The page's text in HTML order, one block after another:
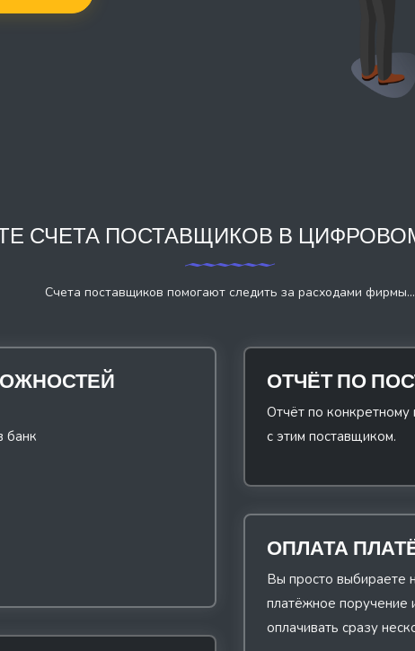
СЧЕТА ПОСТАВЩИКОВ В
Счета поставщиков помогают следить за расходами фирмы...
банк
ОТЧЁТ ПО
Отчёт по конкретному
с этим поставщиком.
ОПЛАТА
Вы просто выбираете
платёжное поручение
оплачивать сразу